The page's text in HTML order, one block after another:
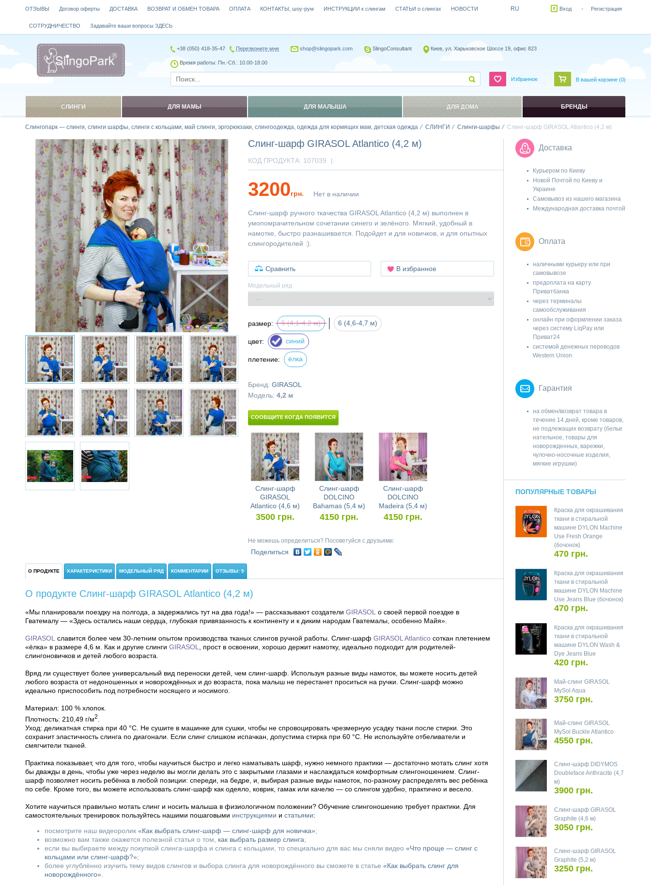
Слингопарк — слинги, слинги шарфы, слинги с кольцами, май слинги, эргорюкзаки, слингоодежда, одежда для кормящих мам, детская одежда СЛИНГИ Слинги-шарфы Слинг-шарф GIRASOL Atlantico (4,2 м)
Слинг-шарф GIRASOL Atlantico (4,2 м)
КОД ПРОДУКТА: 107039 |
3200грн. Нет в наличии
Слинг-шарф ручного ткачества GIRASOL Atlantico (4,2 м) выполнен в
умопомрачительном сочетании синего и зелёного. Мягкий, удобный в
намотке, быстро разнашивается. Подойдет и для новичков, и для опытных
слингородителей :).
Сравнить В избранное
Модельный ряд
размер: 5 (4,1-4,2 м) 6 (4,6-4,7 м)
цвет: синий
плетение: ёлка
Бренд: GIRASOL
Модель: 4,2 м
СООБЩИТЕ КОГДА ПОЯВИТСЯ
Слинг-шарф
GIRASOL
Atlantico (4,6 м)
3500 грн.
Слинг-шарф
DOLCINO
Bahamas (5,4 м)
4150 грн.
Слинг-шарф
DOLCINO
Madeira (5,4 м)
4150 грн.
Не можешь определиться? Посоветуйся с друзьями:
Поделиться
О ПРОДУКТЕ ХАРАКТЕРИСТИКИ МОДЕЛЬНЫЙ РЯД КОММЕНТАРИИ ОТЗЫВЫ: 5
О продукте Слинг-шарф GIRASOL Atlantico (4,2 м)
«Мы планировали поездку на полгода, а задержались тут на два года!» — рассказывают создатели GIRASOL о своей первой поездке в
Гватемалу — «Здесь остались наши сердца, глубокая привязанность к континенту и к диким народам Гватемалы, особенно Майя».
GIRASOL славится более чем 30-летним опытом производства тканых слингов ручной работы. Слинг-шарф GIRASOL Atlantico соткан плетением
«ёлка» в размере 4,6 м. Как и другие слинги GIRASOL
, прост в освоении, хорошо держит намотку, идеально подходит для родителей-
слингоновичков и детей любого возраста.
Вряд ли существует более универсальный вид переноски детей, чем слинг-шарф. Используя разные виды намоток, вы можете носить детей
любого возраста от недоношенных и новорождённых и до возраста, пока малыш не перестанет проситься на ручки. Слинг-шарф можно
идеально приспособить под потребности носящего и носимого.
Материал: 100 % хлопок.
Плотность: 210,49 г/м2
Уход: деликатная стирка при 40 °С. Не сушите в машинке для сушки, чтобы не спровоцировать чрезмерную усадку ткани после стирки. Это
сохранит эластичность слинга по диагонали. Если слинг слишком испачкан, допустима стирка при 60 °C. Не используйте отбеливатели и
смягчители тканей.
Практика показывает, что для того, чтобы научиться быстро и легко наматывать шарф, нужно немного практики — достаточно мотать слинг хотя
бы дважды в день, чтобы уже через неделю вы могли делать это с закрытыми глазами и наслаждаться комфортным слингоношением. Слинг-
шарф позволяет носить ребёнка в любой позиции: спереди, на бедре, и, выбирая разные виды намоток, по-разному распределять вес ребёнка
по себе. Кроме того, вы можете использовать слинг-шарф как одеяло, коврик, гамак или качелю — со слингом удобно, практично и весело.
Хотите научиться правильно мотать слинг и носить малыша в физиологичном положении? Обучение слингоношению требует практики. Для
самостоятельных тренировок пользуйтесь нашими пошаговыми инструкциями и статьями:
посмотрите наш видеоролик «Как выбрать слинг-шарф — слинг-шарф для новичка»;
возможно вам также окажется полезной статья о том, как выбрать размер слинга;
если вы выбираете между покупкой слинга-шарфа и слинга с кольцами, то специально для вас мы сняли видео «Что проще — слинг с
кольцами или слинг-шарф?»;
более углублённо изучить тему видов слингов и выбора слинга для новорождённого вы сможете в статье «Как выбрать слинг для
новорождённого»
Доставка
Курьером по Киеву
Новой Почтой по Киеву и
Украине
Самовывоз из нашего магазина
Международная доставка почтой
Оплата
наличными курьеру или при
самовывозе
предоплата на карту
Приватбанка
через терминалы
самообслуживания
онлайн при оформлении заказа
через систему LiqPay или
Приват24
системой денежных переводов
Western Union
Гарантия
на обмен/возврат товара в
течение 14 дней, кроме товаров,
не подлежащих возврату (белье
нательное, товары для
новорожденных, варежки,
чулочно-носочные изделия,
мягкие игрушки)
ПОПУЛЯРНЫЕ ТОВАРЫ
Краска для окрашивания
ткани в стиральной
машине DYLON Machine
Use Fresh Orange
(бочонок)
470 грн.
Краска для окрашивания
ткани в стиральной
машине DYLON Machine
Use Jeans Blue (бочонок)
470 грн.
Краска для окрашивания
ткани в стиральной
машине DYLON Wash &
Dye Jeans Blue
420 грн.
Май-слинг GIRASOL
MySol Aqua
3750 грн.
Май-слинг GIRASOL
MySol Buckle Atlantico
4550 грн.
Слинг-шарф DIDYMOS
Doubleface Anthracite (4,7
м)
3900 грн.
Слинг-шарф GIRASOL
Graphite (4,6 м)
3050 грн.
Слинг-шарф GIRASOL
Graphite (5,2 м)
3250 грн.
ОТЗЫВЫ Договор оферты ДОСТАВКА ВОЗВРАТ И ОБМЕН ТОВАРА ОПЛАТА КОНТАКТЫ, шоу-рум ИНСТРУКЦИИ к слингам СТАТЬИ о слингах НОВОСТИ
СОТРУДНИЧЕСТВО Задавайте ваши вопросы ЗДЕСЬ
RU Вход Регистрация
+38 (050) 418-35-47 Перезвоните мне shop@slingopark.com SlingoConsultant Киев, ул. Харьковское Шоссе 19, офис 823
Время работы: Пн.-Сб.: 10.00-18.00
Избранное В вашей корзине (0)
СЛИНГИ ДЛЯ МАМЫ ДЛЯ МАЛЫША ДЛЯ ДОМА БРЕНДЫ